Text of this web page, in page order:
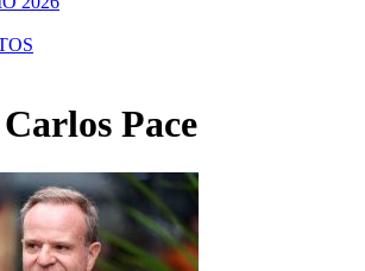
Pace